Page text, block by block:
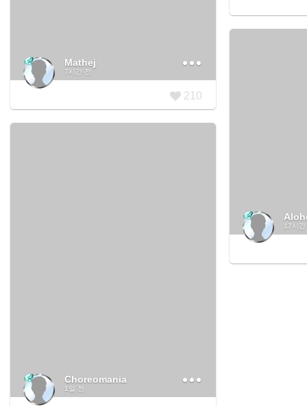
Mathej
7시간 전
210
Choreomania
1일 전
17시간